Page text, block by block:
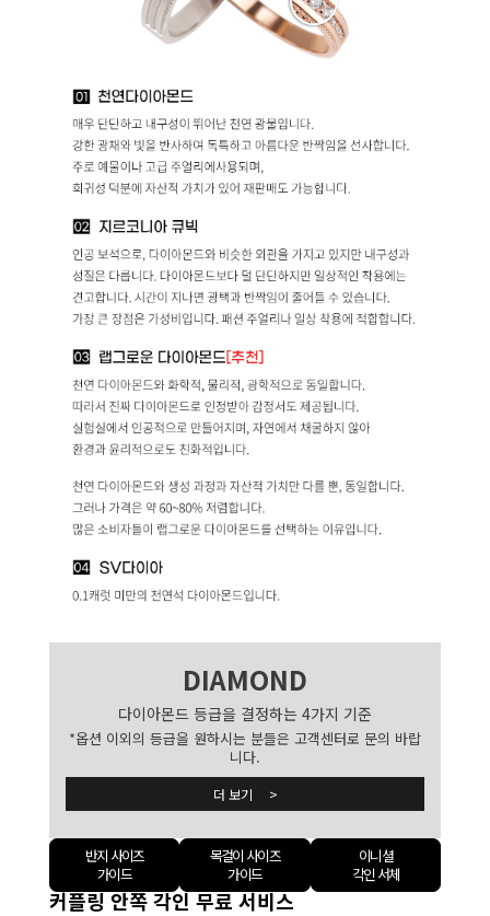
DIAMOND
다이아몬드 등급을 결정하는 4가지 기준
*옵션 이외의 등급을 원하시는 분들은 고객센터로 문의 바랍
니다.
더 보기 >
반지 사이즈
가이드
목걸이 사이즈
가이드
이니셜
각인 서체
커플링 안쪽 각인 무료 서비스